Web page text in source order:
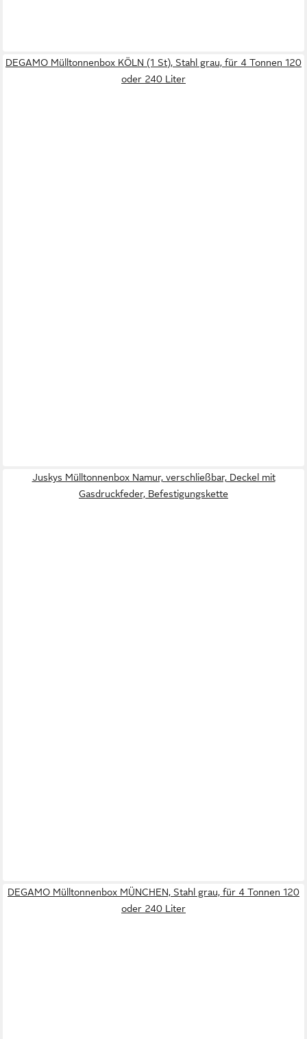
DEGAMO Mülltonnenbox KÖLN (1 St), Stahl grau, für 4 Tonnen 120
oder 240 Liter
Juskys Mülltonnenbox Namur, verschließbar, Deckel mit
Gasdruckfeder, Befestigungskette
DEGAMO Mülltonnenbox MÜNCHEN, Stahl grau, für 4 Tonnen 120
oder 240 Liter